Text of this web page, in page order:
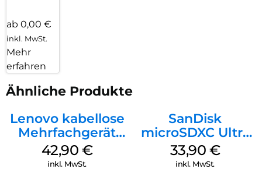
ab 0,00 €
inkl. MwSt.
Mehr
erfahren
Ähnliche Produkte
Lenovo kabellose
Mehrfachgerät
Luna Grey
42,90 €
inkl. MwSt.
SanDisk
microSDXC Ultra
128 GB + Adapter
Mobile
33,90 €
inkl. MwSt.